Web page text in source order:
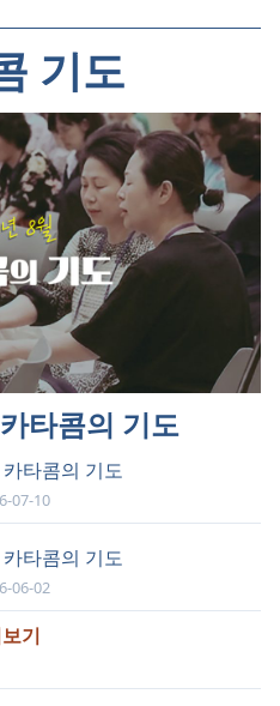
기도
타콤의 기도
타콤의 기도
07-10
타콤의 기도
06-02
기